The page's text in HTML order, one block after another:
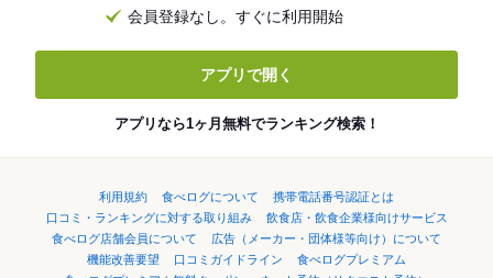
会員登録なし。すぐに利用開始
アプリで開く
アプリなら1ヶ月無料でランキング検索！
利用規約 食べログについて
携帯電話番号認証とは
口コミ・ランキングに対する取り組み
飲食店・飲食企業様向けサービス
食べログ店舗会員について
広告（メーカー・団体様等向け）について
機能改善要望
口コミガイドライン
食べログプレミアム